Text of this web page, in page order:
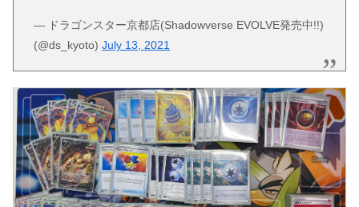
— ドラゴンスター京都店(Shadowverse EVOLVE発売中!!)
(@ds_kyoto)July 13, 2021